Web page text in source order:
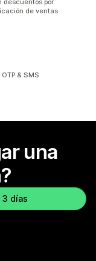
descuentos por
de ventas
& SMS
una
3 días